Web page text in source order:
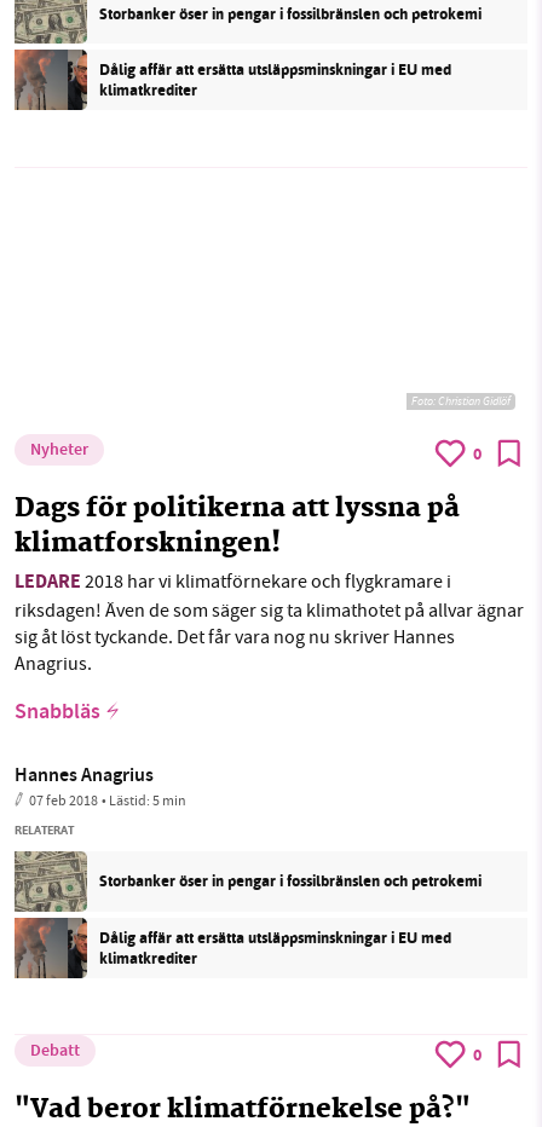
Storbanker öser in pengar i fossilbränslen och petrokemi
Dålig affär att ersätta utsläppsminskningar i EU med
klimatkrediter
Foto: Christian Gidlöf
Nyheter 0
Dags för politikerna att lyssna på
klimatforskningen!
LEDARE 2018 har vi klimatförnekare och flygkramare i
riksdagen! Även de som säger sig ta klimathotet på allvar ägnar
sig åt löst tyckande. Det får vara nog nu skriver Hannes
Anagrius.
Snabbläs
Hannes Anagrius
07 feb 2018• Lästid:5 min
RELATERAT
Storbanker öser in pengar i fossilbränslen och petrokemi
Dålig affär att ersätta utsläppsminskningar i EU med
klimatkrediter
Debatt 0
"Vad beror klimatförnekelse på?"